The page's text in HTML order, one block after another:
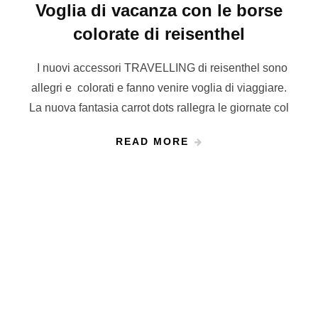
Voglia di vacanza con le borse
colorate di reisenthel
I nuovi accessori TRAVELLING di reisenthel sono
allegri e colorati e fanno venire voglia di viaggiare.
La nuova fantasia carrot dots rallegra le giornate col
READ MORE